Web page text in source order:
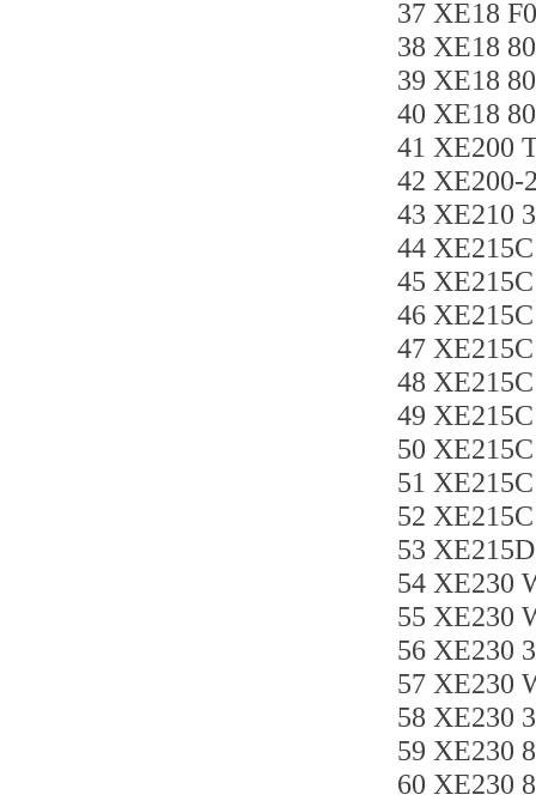
37 XE18
38 XE18
39 XE18
40 XE18
41 XE200
42 XE200-
43 XE210
44
45
46
47
48
49
50
51
52
53
54 XE230
55 XE230
56 XE230
57 XE230
58 XE230
59 XE230
60 XE230